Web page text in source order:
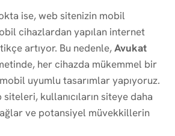
ise, web sitenizin mobil
cihazlardan yapılan internet
artıyor. Bu nedenle,Avukat
her cihazda mükemmel bir
uyumlu tasarımlar yapıyoruz.
kullanıcıların siteye daha
ve potansiyel müvekkillerin